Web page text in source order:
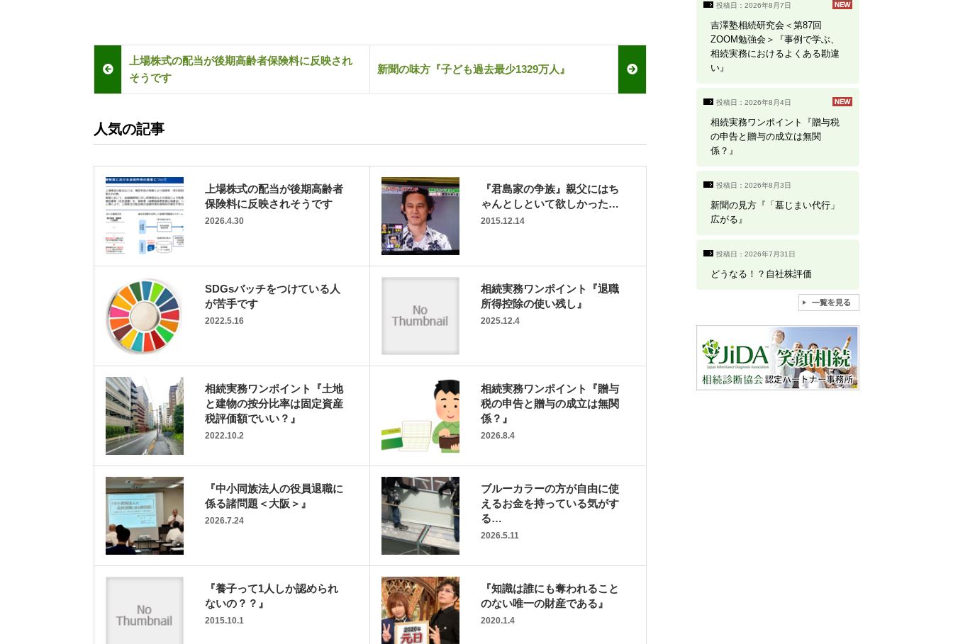
上場株式の配当が後期高齢者保険料に反映され
そうです
新聞の味方『子ども過去最少1329万人』
人気の記事
上場株式の配当が後期高齢者
保険料に反映されそうです
2026.4.30
『君島家の争族』親父にはち
ゃんとしといて欲しかった…
2015.12.14
SDGsバッチをつけている人
が苦手です
2022.5.16
相続実務ワンポイント『退職
所得控除の使い残し』
2025.12.4
相続実務ワンポイント『土地
と建物の按分比率は固定資産
税評価額でいい？』
2022.10.2
相続実務ワンポイント『贈与
税の申告と贈与の成立は無関
係？』
2026.8.4
『中小同族法人の役員退職に
係る諸問題＜大阪＞』
2026.7.24
ブルーカラーの方が自由に使
えるお金を持っている気がす
る…
2026.5.11
『養子って1人しか認められ
ないの？？』
2015.10.1
『知識は誰にも奪われること
のない唯一の財産である』
2020.1.4
投稿日：2026年8月7日
吉澤塾相続研究会＜第87回
ZOOM勉強会＞『事例で学ぶ、
相続実務におけるよくある勘違
い』
投稿日：2026年8月4日
相続実務ワンポイント『贈与税
の申告と贈与の成立は無関
係？』
投稿日：2026年8月3日
新聞の見方『「墓じまい代行」
広がる』
投稿日：2026年7月31日
どうなる！？自社株評価